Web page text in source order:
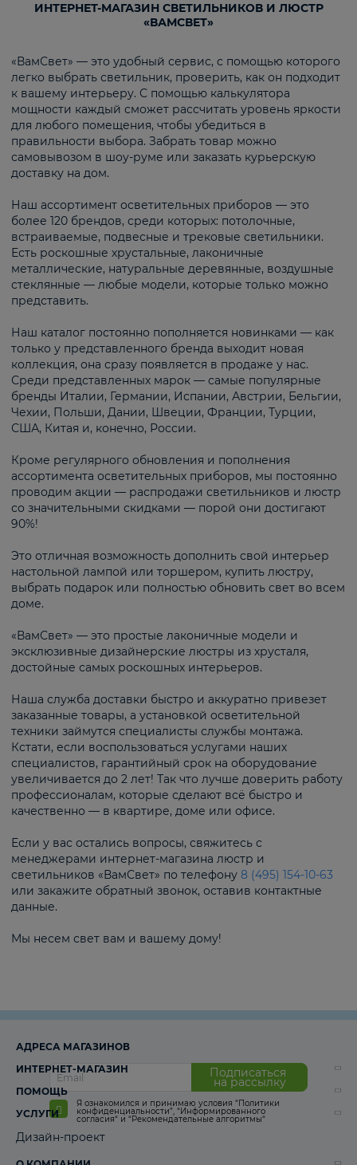
ИНТЕРНЕТ-МАГАЗИН СВЕТИЛЬНИКОВ И ЛЮСТР
«ВАМСВЕТ»
«ВамСвет» — это удобный сервис, с помощью которого
легко выбрать светильник, проверить, как он подходит
к вашему интерьеру. С помощью калькулятора
мощности каждый сможет рассчитать уровень яркости
для любого помещения, чтобы убедиться в
правильности выбора. Забрать товар можно
самовывозом в шоу-руме или заказать курьерскую
доставку на дом.
Наш ассортимент осветительных приборов — это
более 120 брендов, среди которых: потолочные,
встраиваемые, подвесные и трековые светильники.
Есть роскошные хрустальные, лаконичные
металлические, натуральные деревянные, воздушные
стеклянные — любые модели, которые только можно
представить.
Наш каталог постоянно пополняется новинками — как
только у представленного бренда выходит новая
коллекция, она сразу появляется в продаже у нас.
Среди представленных марок — самые популярные
бренды Италии, Германии, Испании, Австрии, Бельгии,
Чехии, Польши, Дании, Швеции, Франции, Турции,
США, Китая и, конечно, России.
Кроме регулярного обновления и пополнения
ассортимента осветительных приборов, мы постоянно
проводим акции — распродажи светильников и люстр
со значительными скидками — порой они достигают
90%!
Это отличная возможность дополнить свой интерьер
настольной лампой или торшером, купить люстру,
выбрать подарок или полностью обновить свет во всем
доме.
«ВамСвет» — это простые лаконичные модели и
эксклюзивные дизайнерские люстры из хрусталя,
достойные самых роскошных интерьеров.
Наша служба доставки быстро и аккуратно привезет
заказанные товары, а установкой осветительной
техники займутся специалисты службы монтажа.
Кстати, если воспользоваться услугами наших
специалистов, гарантийный срок на оборудование
увеличивается до 2 лет! Так что лучше доверить работу
профессионалам, которые сделают всё быстро и
качественно — в квартире, доме или офисе.
Если у вас остались вопросы, свяжитесь с
менеджерами интернет-магазина люстр и
светильников «ВамСвет» по телефону 8 (495) 154-10-63
или закажите обратный звонок, оставив контактные
данные.
Мы несем свет вам и вашему дому!
Подписаться
на рассылку
Я ознакомился и принимаю условия “Политики
конфиденциальности”, “Информированного
согласия“ и “Рекомендательные алгоритмы“
АДРЕСА МАГАЗИНОВ
ИНТЕРНЕТ-МАГАЗИН
ПОМОЩЬ
УСЛУГИ
Дизайн-проект